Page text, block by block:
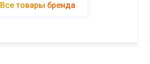
Все товары бренда